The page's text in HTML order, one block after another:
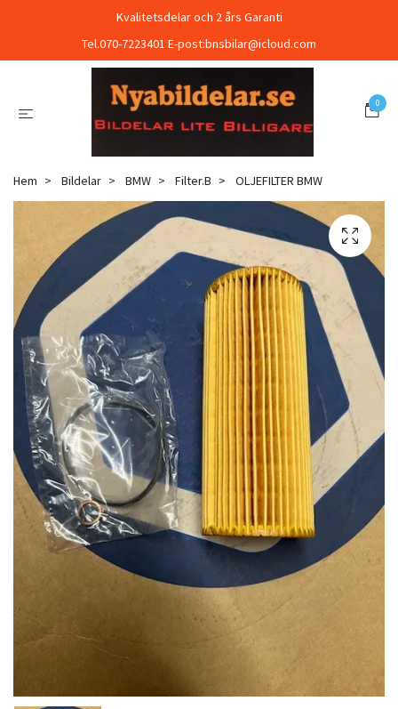
Kvalitetsdelar och 2 års Garanti
Tel.070-7223401 E-post:bnsbilar@icloud.com
0
Hem Bildelar BMW Filter.B OLJEFILTER BMW